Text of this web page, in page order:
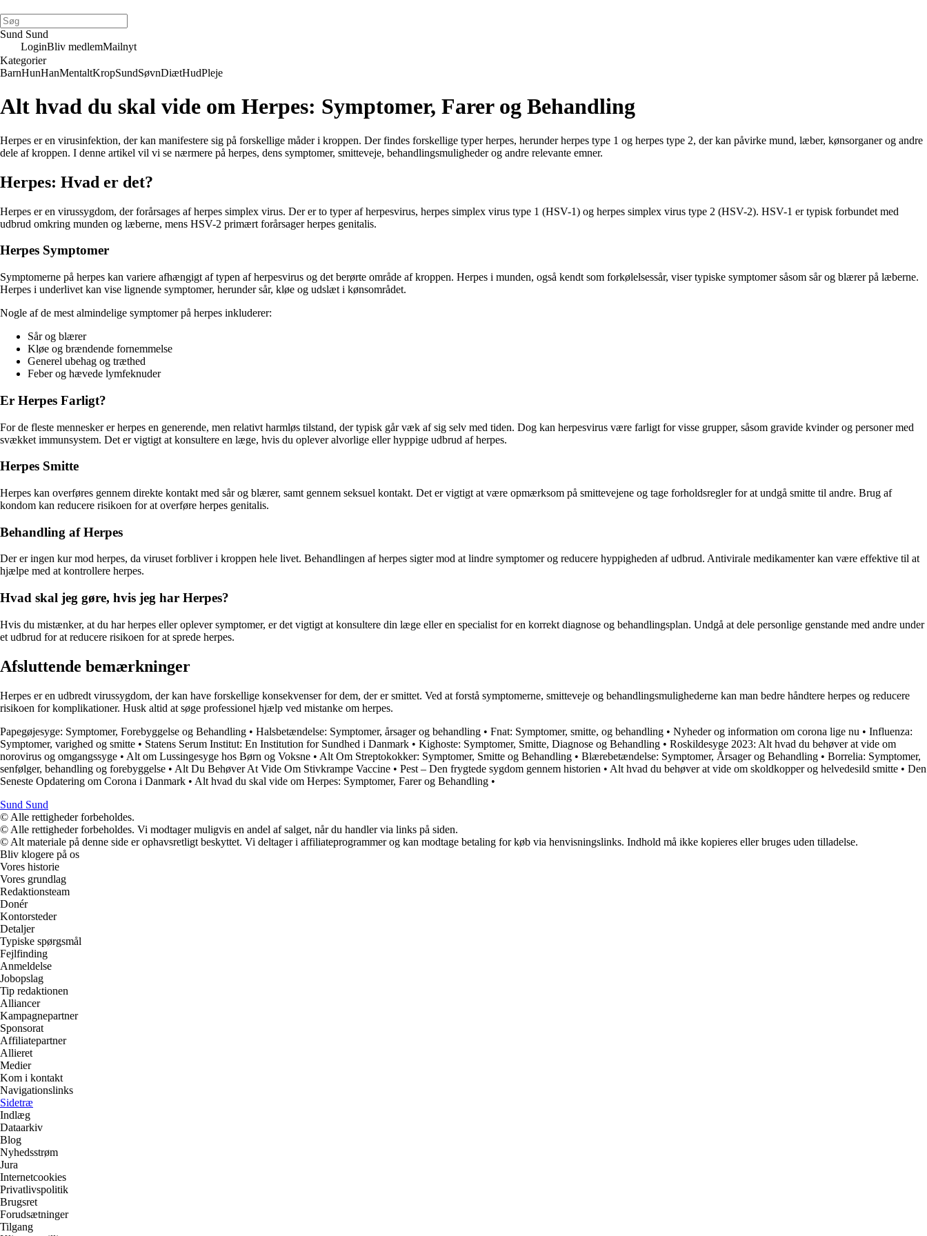
Sund Sund
LoginBliv medlemMailnyt
Kategorier
BarnHunHanMentaltKropSundSøvnDiætHudPleje
Alt hvad du skal vide om Herpes: Symptomer, Farer og Behandling
Herpes er en virusinfektion, der kan manifestere sig på forskellige måder i kroppen. Der findes forskellige typer herpes, herunder herpes type 1 og herpes type 2, der kan påvirke mund, læber, kønsorganer og andre
dele af kroppen. I denne artikel vil vi se nærmere på herpes, dens symptomer, smitteveje, behandlingsmuligheder og andre relevante emner.
Herpes: Hvad er det?
Herpes er en virussygdom, der forårsages af herpes simplex virus. Der er to typer af herpesvirus, herpes simplex virus type 1 (HSV-1) og herpes simplex virus type 2 (HSV-2). HSV-1 er typisk forbundet med
udbrud omkring munden og læberne, mens HSV-2 primært forårsager herpes genitalis.
Herpes Symptomer
Symptomerne på herpes kan variere afhængigt af typen af herpesvirus og det berørte område af kroppen. Herpes i munden, også kendt som forkølelsessår, viser typiske symptomer såsom sår og blærer på læberne.
Herpes i underlivet kan vise lignende symptomer, herunder sår, kløe og udslæt i kønsområdet.
Nogle af de mest almindelige symptomer på herpes inkluderer:
Sår og blærer
Kløe og brændende fornemmelse
Generel ubehag og træthed
Feber og hævede lymfeknuder
Er Herpes Farligt?
For de fleste mennesker er herpes en generende, men relativt harmløs tilstand, der typisk går væk af sig selv med tiden. Dog kan herpesvirus være farligt for visse grupper, såsom gravide kvinder og personer med
svækket immunsystem. Det er vigtigt at konsultere en læge, hvis du oplever alvorlige eller hyppige udbrud af herpes.
Herpes Smitte
Herpes kan overføres gennem direkte kontakt med sår og blærer, samt gennem seksuel kontakt. Det er vigtigt at være opmærksom på smittevejene og tage forholdsregler for at undgå smitte til andre. Brug af
kondom kan reducere risikoen for at overføre herpes genitalis.
Behandling af Herpes
Der er ingen kur mod herpes, da viruset forbliver i kroppen hele livet. Behandlingen af herpes sigter mod at lindre symptomer og reducere hyppigheden af udbrud. Antivirale medikamenter kan være effektive til at
hjælpe med at kontrollere herpes.
Hvad skal jeg gøre, hvis jeg har Herpes?
Hvis du mistænker, at du har herpes eller oplever symptomer, er det vigtigt at konsultere din læge eller en specialist for en korrekt diagnose og behandlingsplan. Undgå at dele personlige genstande med andre under
et udbrud for at reducere risikoen for at sprede herpes.
Afsluttende bemærkninger
Herpes er en udbredt virussygdom, der kan have forskellige konsekvenser for dem, der er smittet. Ved at forstå symptomerne, smitteveje og behandlingsmulighederne kan man bedre håndtere herpes og reducere
risikoen for komplikationer. Husk altid at søge professionel hjælp ved mistanke om herpes.
Papegøjesyge: Symptomer, Forebyggelse og Behandling • Halsbetændelse: Symptomer, årsager og behandling • Fnat: Symptomer, smitte, og behandling • Nyheder og information om corona lige nu • Influenza:
Symptomer, varighed og smitte • Statens Serum Institut: En Institution for Sundhed i Danmark • Kighoste: Symptomer, Smitte, Diagnose og Behandling • Roskildesyge 2023: Alt hvad du behøver at vide om
norovirus og omgangssyge • Alt om Lussingesyge hos Børn og Voksne • Alt Om Streptokokker: Symptomer, Smitte og Behandling • Blærebetændelse: Symptomer, Årsager og Behandling • Borrelia: Symptomer,
senfølger, behandling og forebyggelse • Alt Du Behøver At Vide Om Stivkrampe Vaccine • Pest – Den frygtede sygdom gennem historien • Alt hvad du behøver at vide om skoldkopper og helvedesild smitte • Den
Seneste Opdatering om Corona i Danmark • Alt hvad du skal vide om Herpes: Symptomer, Farer og Behandling •
Sund Sund
© Alle rettigheder forbeholdes.
© Alle rettigheder forbeholdes. Vi modtager muligvis en andel af salget, når du handler via links på siden.
© Alt materiale på denne side er ophavsretligt beskyttet. Vi deltager i affiliateprogrammer og kan modtage betaling for køb via henvisningslinks. Indhold må ikke kopieres eller bruges uden tilladelse.
Bliv klogere på os
Vores historie
Vores grundlag
Redaktionsteam
Donér
Kontorsteder
Detaljer
Typiske spørgsmål
Fejlfinding
Anmeldelse
Jobopslag
Tip redaktionen
Alliancer
Kampagnepartner
Sponsorat
Affiliatepartner
Allieret
Medier
Kom i kontakt
Navigationslinks
Sidetræ
Indlæg
Dataarkiv
Blog
Nyhedsstrøm
Jura
Internetcookies
Privatlivspolitik
Brugsret
Forudsætninger
Tilgang